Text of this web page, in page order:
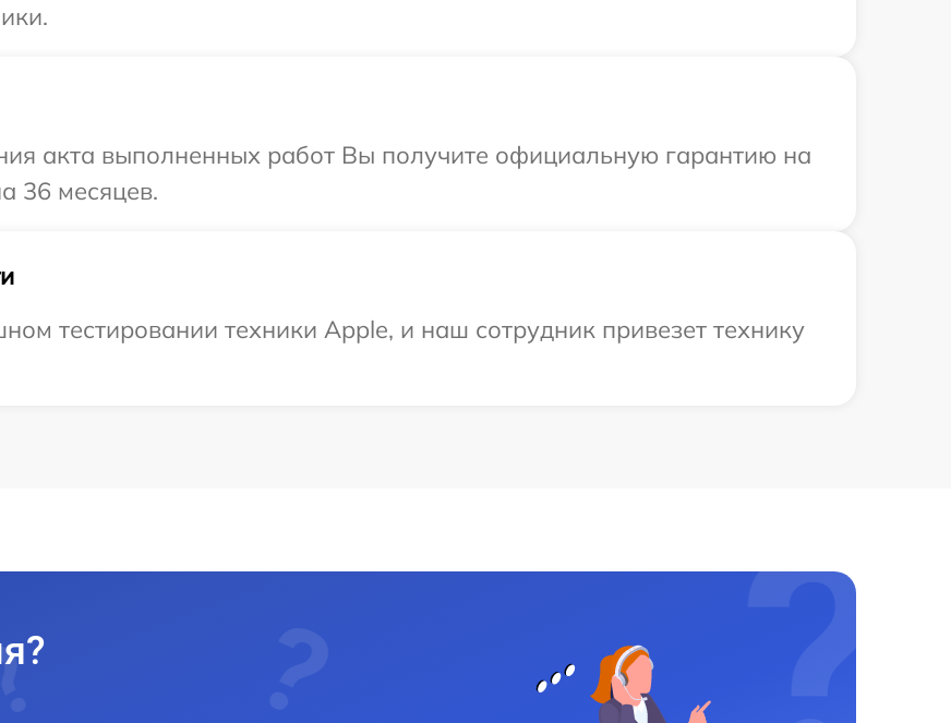
акта выполненных работ Вы получите официальную гарантию на
36 месяцев.
тестировании техники Apple, и наш сотрудник привезет технику